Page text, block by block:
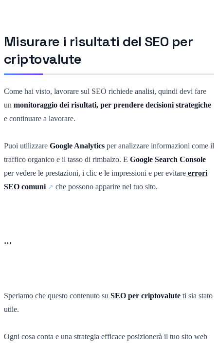
Misurare i risultati del SEO per
criptovalute
Come hai visto, lavorare sul SEO richiede analisi, quindi devi fare
un monitoraggio dei risultati, per prendere decisioni strategiche
e continuare a lavorare.
Puoi utilizzare Google Analytics per analizzare informazioni come il
traffico organico e il tasso di rimbalzo. E Google Search Console
per vedere le prestazioni, i clic e le impressioni e per evitare errori
SEO comuni
che possono apparire nel tuo sito.
…
Speriamo che questo contenuto su SEO per criptovalute ti sia stato
utile.
Ogni cosa conta e una strategia efficace posizionerà il tuo sito web